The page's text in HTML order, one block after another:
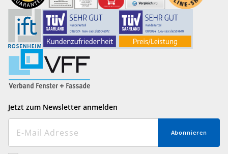
Jetzt zum Newsletter anmelden
Abonnieren